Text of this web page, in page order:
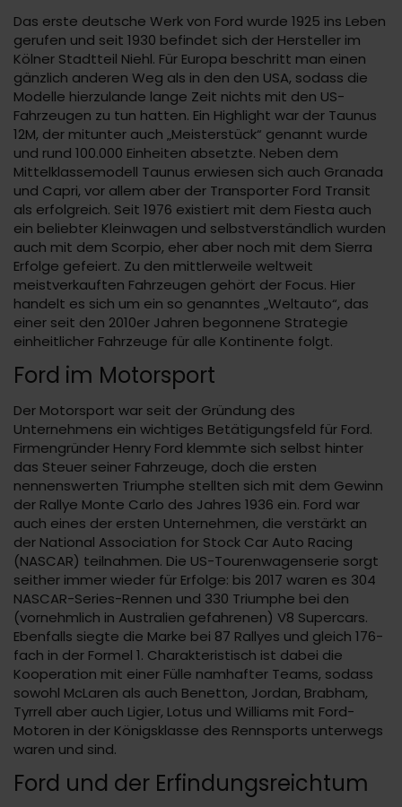
Das erste deutsche Werk von Ford wurde 1925 ins Leben
gerufen und seit 1930 befindet sich der Hersteller im
Kölner Stadtteil Niehl. Für Europa beschritt man einen
gänzlich anderen Weg als in den den USA, sodass die
Modelle hierzulande lange Zeit nichts mit den US-
Fahrzeugen zu tun hatten. Ein Highlight war der Taunus
12M, der mitunter auch „Meisterstück“ genannt wurde
und rund 100.000 Einheiten absetzte. Neben dem
Mittelklassemodell Taunus erwiesen sich auch Granada
und Capri, vor allem aber der Transporter Ford Transit
als erfolgreich. Seit 1976 existiert mit dem Fiesta auch
ein beliebter Kleinwagen und selbstverständlich wurden
auch mit dem Scorpio, eher aber noch mit dem Sierra
Erfolge gefeiert. Zu den mittlerweile weltweit
meistverkauften Fahrzeugen gehört der Focus. Hier
handelt es sich um ein so genanntes „Weltauto“, das
einer seit den 2010er Jahren begonnene Strategie
einheitlicher Fahrzeuge für alle Kontinente folgt.
Ford im Motorsport
Der Motorsport war seit der Gründung des
Unternehmens ein wichtiges Betätigungsfeld für Ford.
Firmengründer Henry Ford klemmte sich selbst hinter
das Steuer seiner Fahrzeuge, doch die ersten
nennenswerten Triumphe stellten sich mit dem Gewinn
der Rallye Monte Carlo des Jahres 1936 ein. Ford war
auch eines der ersten Unternehmen, die verstärkt an
der National Association for Stock Car Auto Racing
(NASCAR) teilnahmen. Die US-Tourenwagenserie sorgt
seither immer wieder für Erfolge: bis 2017 waren es 304
NASCAR-Series-Rennen und 330 Triumphe bei den
(vornehmlich in Australien gefahrenen) V8 Supercars.
Ebenfalls siegte die Marke bei 87 Rallyes und gleich 176-
fach in der Formel 1. Charakteristisch ist dabei die
Kooperation mit einer Fülle namhafter Teams, sodass
sowohl McLaren als auch Benetton, Jordan, Brabham,
Tyrrell aber auch Ligier, Lotus und Williams mit Ford-
Motoren in der Königsklasse des Rennsports unterwegs
waren und sind.
Ford und der Erfindungsreichtum